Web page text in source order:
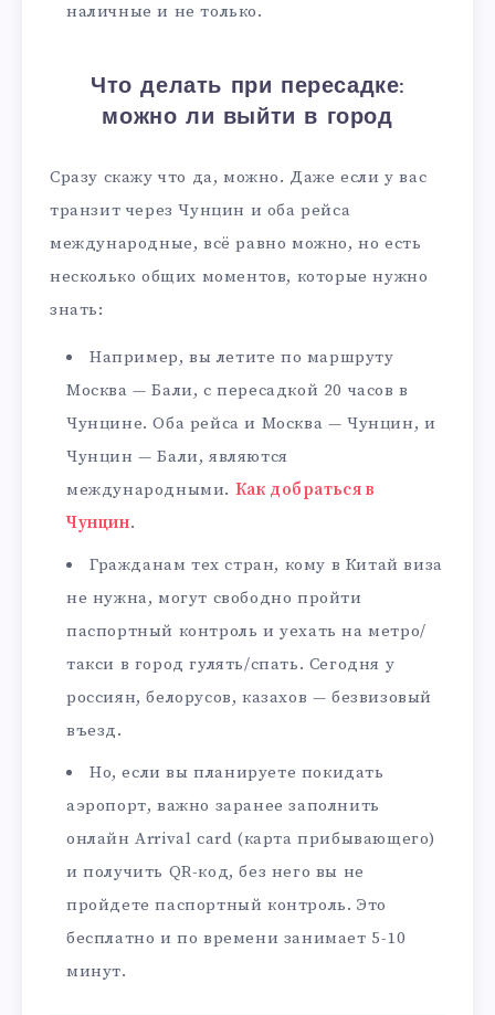
наличные и не только.
Что делать при пересадке:
можно ли выйти в город
Сразу скажу что да, можно. Даже если у вас
транзит через Чунцин и оба рейса
международные, всё равно можно, но есть
несколько общих моментов, которые нужно
знать:
Например, вы летите по маршруту
Москва — Бали, с пересадкой 20 часов в
Чунцине. Оба рейса и Москва — Чунцин, и
Чунцин — Бали, являются
международными. Как добраться в
Чунцин.
Гражданам тех стран, кому в Китай виза
не нужна, могут свободно пройти
паспортный контроль и уехать на метро/
такси в город гулять/спать. Сегодня у
россиян, белорусов, казахов — безвизовый
въезд.
Но, если вы планируете покидать
аэропорт, важно заранее заполнить
онлайн Arrival card (карта прибывающего)
и получить QR-код, без него вы не
пройдете паспортный контроль. Это
бесплатно и по времени занимает 5-10
минут.